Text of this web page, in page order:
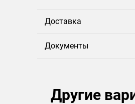
Доставка
Документы
Другие